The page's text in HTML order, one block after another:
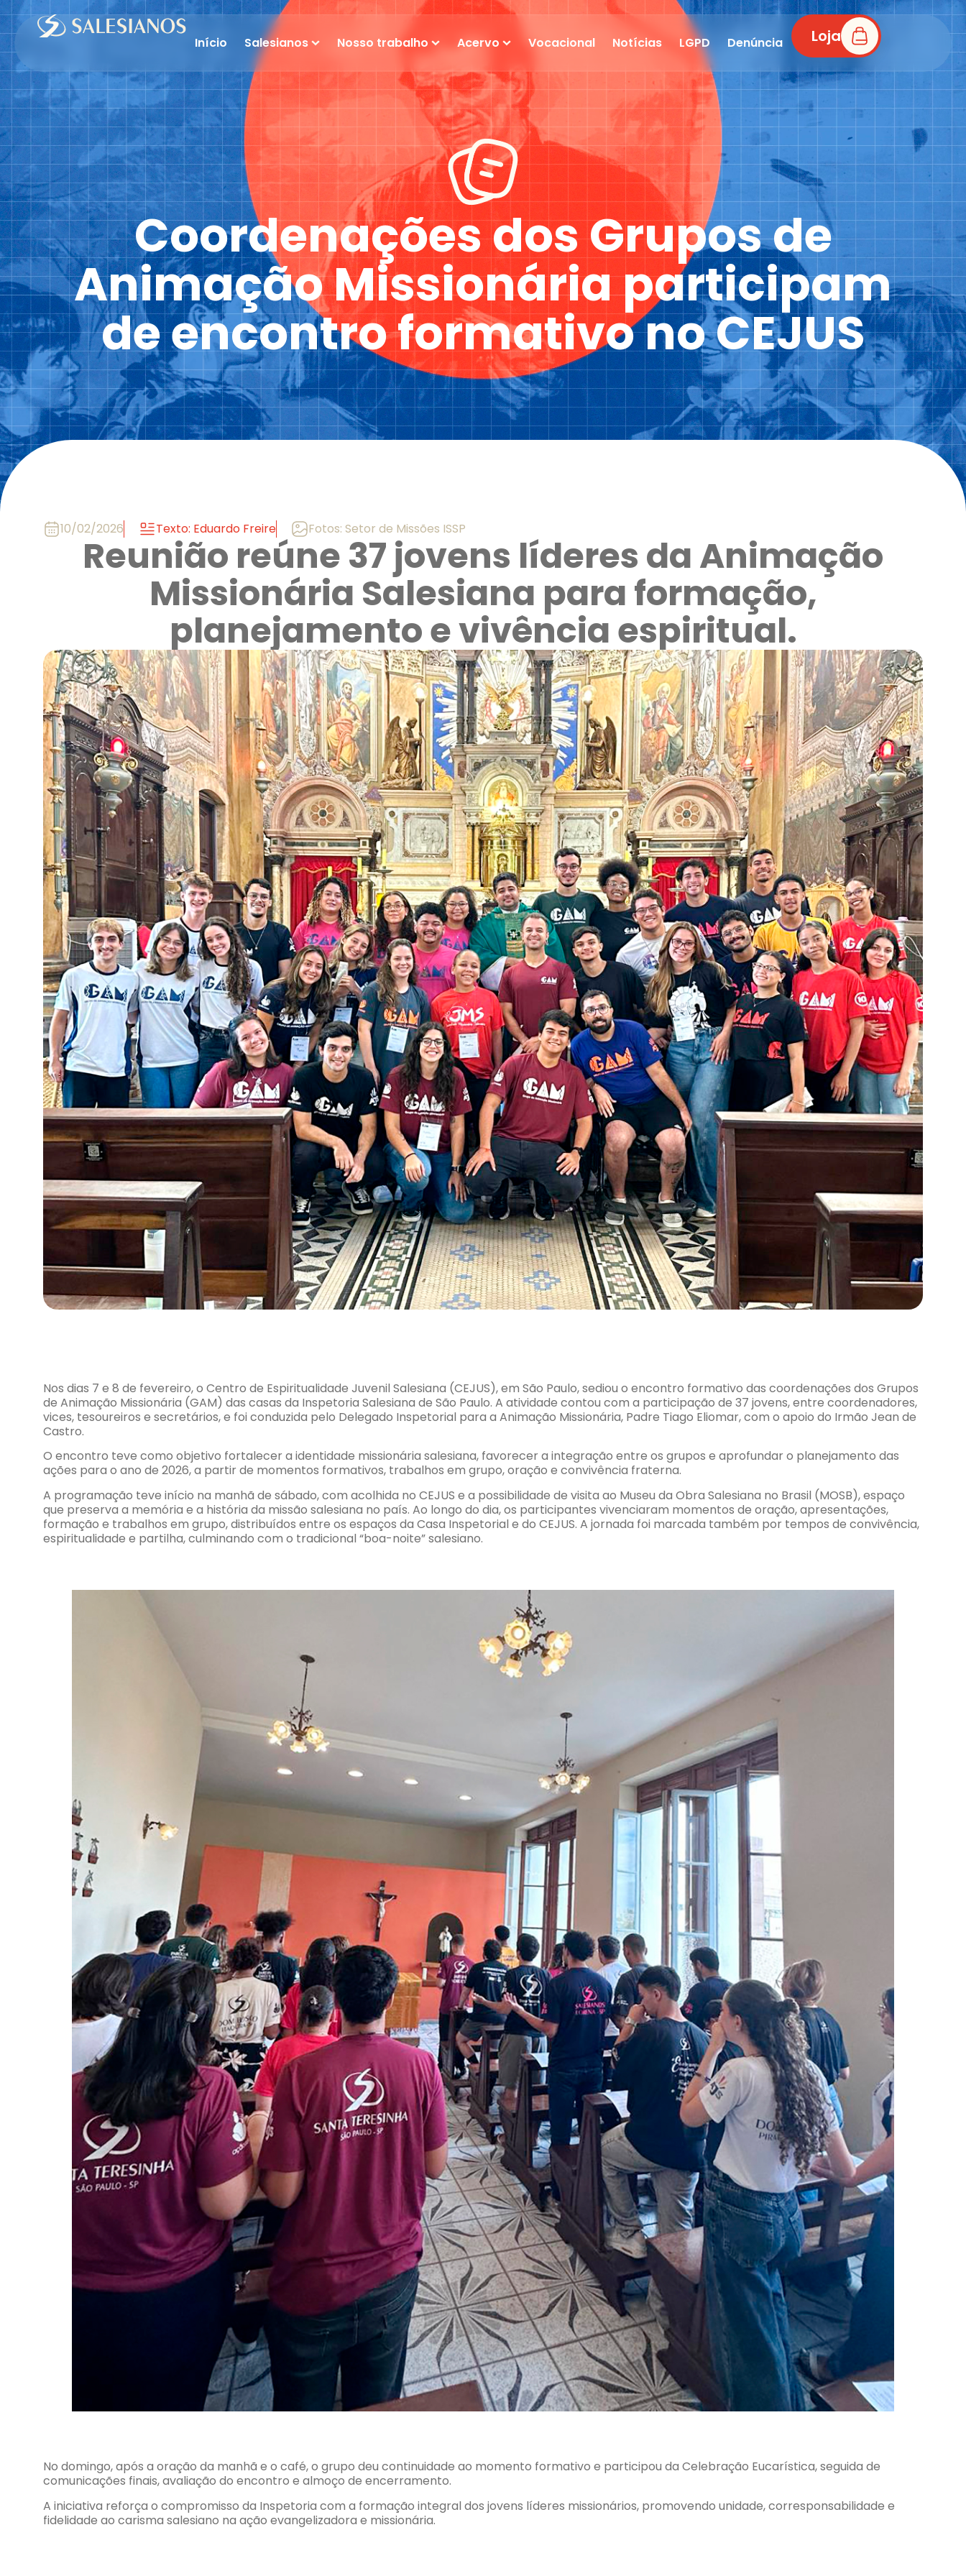
Início Salesianos Nosso trabalho Acervo Vocacional Notícias LGPD Denúncia Loja
Coordenações dos Grupos de
Animação Missionária participam
de encontro formativo no CEJUS
10/02/2026 Texto: Eduardo Freire Fotos: Setor de Missões ISSP
Reunião reúne 37 jovens líderes da Animação
Missionária Salesiana para formação,
planejamento e vivência espiritual.
Nos dias 7 e 8 de fevereiro, o Centro de Espiritualidade Juvenil Salesiana (CEJUS), em São Paulo, sediou o encontro formativo das coordenações dos Grupos
de Animação Missionária (GAM) das casas da Inspetoria Salesiana de São Paulo. A atividade contou com a participação de 37 jovens, entre coordenadores,
vices, tesoureiros e secretários, e foi conduzida pelo Delegado Inspetorial para a Animação Missionária, Padre Tiago Eliomar, com o apoio do Irmão Jean de
Castro.
O encontro teve como objetivo fortalecer a identidade missionária salesiana, favorecer a integração entre os grupos e aprofundar o planejamento das
ações para o ano de 2026, a partir de momentos formativos, trabalhos em grupo, oração e convivência fraterna.
A programação teve início na manhã de sábado, com acolhida no CEJUS e a possibilidade de visita ao Museu da Obra Salesiana no Brasil (MOSB), espaço
que preserva a memória e a história da missão salesiana no país. Ao longo do dia, os participantes vivenciaram momentos de oração, apresentações,
formação e trabalhos em grupo, distribuídos entre os espaços da Casa Inspetorial e do CEJUS. A jornada foi marcada também por tempos de convivência,
espiritualidade e partilha, culminando com o tradicional “boa-noite” salesiano.
No domingo, após a oração da manhã e o café, o grupo deu continuidade ao momento formativo e participou da Celebração Eucarística, seguida de
comunicações finais, avaliação do encontro e almoço de encerramento.
A iniciativa reforça o compromisso da Inspetoria com a formação integral dos jovens líderes missionários, promovendo unidade, corresponsabilidade e
fidelidade ao carisma salesiano na ação evangelizadora e missionária.